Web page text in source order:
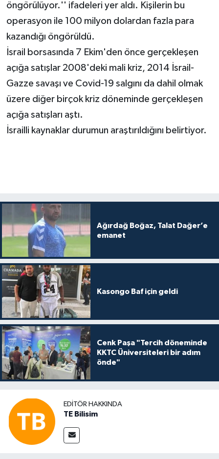
öngörülüyor.'' ifadeleri yer aldı. Kişilerin bu
operasyon ile 100 milyon dolardan fazla para
kazandığı öngörüldü.
İsrail borsasında 7 Ekim'den önce gerçekleşen
açığa satışlar 2008'deki mali kriz, 2014 İsrail-
Gazze savaşı ve Covid-19 salgını da dahil olmak
üzere diğer birçok kriz döneminde gerçekleşen
açığa satışları aştı.
İsrailli kaynaklar durumun araştırıldığını belirtiyor.
Ağırdağ Boğaz, Talat Dağer’e
emanet
Kasongo Baf için geldi
Cenk Paşa "Tercih döneminde
KKTC Üniversiteleri bir adım
önde"
EDITÖR HAKKINDA
TE Bilisim